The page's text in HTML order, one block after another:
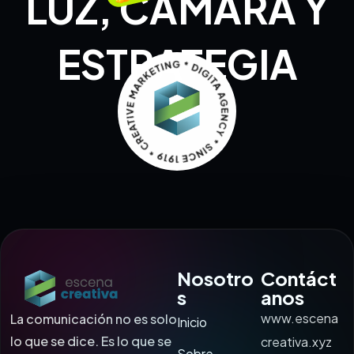
ESTRATEGIA
La comunicación no es solo
lo que se dice. Es lo que se
Nosotro
s
Inicio
Contáct
anos
www.escena
creativa.xyz